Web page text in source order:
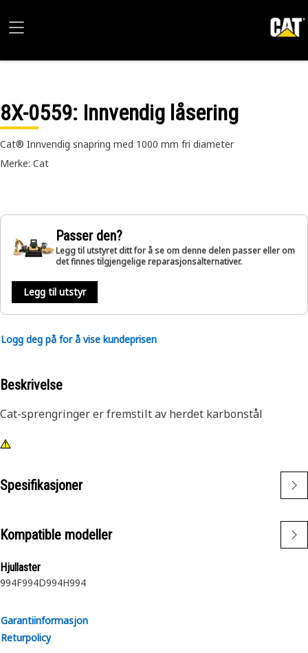
8X-0559: Innvendig låsering
Cat® Innvendig snapring med 1000 mm fri diameter
Merke: Cat
Passer den?
Legg til utstyret ditt for å se om denne delen passer eller om
det finnes tilgjengelige reparasjonsalternativer.
Legg til utstyr
Logg deg på for å vise kundeprisen
Beskrivelse
Cat-sprengringer er fremstilt av herdet karbonstål
Spesifikasjoner
Kompatible modeller
Hjullaster
994F994D994H994
Garantiinformasjon
Returpolicy